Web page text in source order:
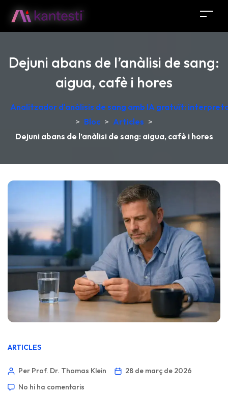
Dejuni abans de l’anàlisi de sang:
aigua, cafè i hores
Analitzador d'anàlisis de sang amb IA gratuït:
> Bloc > Articles >
Dejuni abans de l’anàlisi de sang: aigua, cafè i hores
ARTICLES
Per Prof. Dr. Thomas Klein
28 de març de 2026
No hi ha comentaris